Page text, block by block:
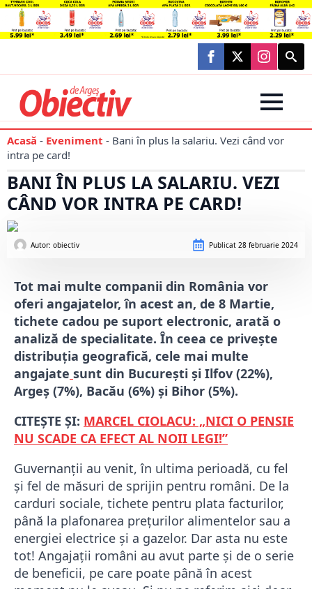
Search
for:
Acasă - Eveniment - Bani în plus la salariu. Vezi când vor
intra pe card!
BANI ÎN PLUS LA SALARIU. VEZI
CÂND VOR INTRA PE CARD!
Autor: obiectiv Publicat 28 februarie 2024
Tot mai multe companii din România vor
oferi angajatelor, în acest an, de 8 Martie,
tichete cadou pe suport electronic, arată o
analiză de specialitate. În ceea ce priveşte
distribuţia geografică, cele mai multe
angajate sunt din Bucureşti şi Ilfov (22%),
Argeş (7%), Bacău (6%) şi Bihor (5%).
CITEȘTE ȘI: MARCEL CIOLACU: „NICI O PENSIE
NU SCADE CA EFECT AL NOII LEGI!”
Guvernanții au venit, în ultima perioadă, cu fel
și fel de măsuri de sprijin pentru români. De la
carduri sociale, tichete pentru plata facturilor,
până la plafonarea prețurilor alimentelor sau a
energiei electrice și a gazelor. Dar asta nu este
tot! Angajații români au avut parte și de o serie
de beneficii, pe care poate până în acest